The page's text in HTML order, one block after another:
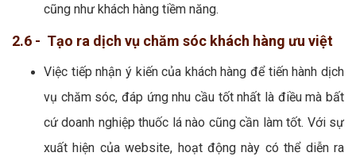
cũng như khách hàng tiềm năng.
2.6 - Tạo ra dịch vụ chăm sóc khách hàng ưu việt
Việc tiếp nhận ý kiến của khách hàng để tiến hành dịch
vụ chăm sóc, đáp ứng nhu cầu tốt nhất là điều mà bất
cứ doanh nghiệp thuốc lá nào cũng cần làm tốt. Với sự
xuất hiện của website, hoạt động này có thể diễn ra